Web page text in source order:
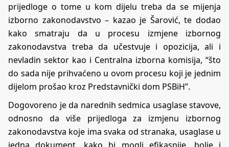
prijedloge o tome u kom dijelu treba da se mijenja
izborno zakonodavstvo – kazao je Šarović, te dodao
kako smatraju da u procesu izmjene izbornog
zakonodavstva treba da učestvuje i opozicija, ali i
nevladin sektor kao i Centralna izborna komisija, “što
do sada nije prihvaćeno u ovom procesu koji je jednim
dijelom prošao kroz Predstavnički dom PSBiH”.
Dogovoreno je da narednih sedmica usaglase stavove,
odnosno da više prijedloga za izmjenu izbornog
zakonodavstva koje ima svaka od stranaka, usaglase u
jedna dokument, kako bi mogli efikasnije, bolje i